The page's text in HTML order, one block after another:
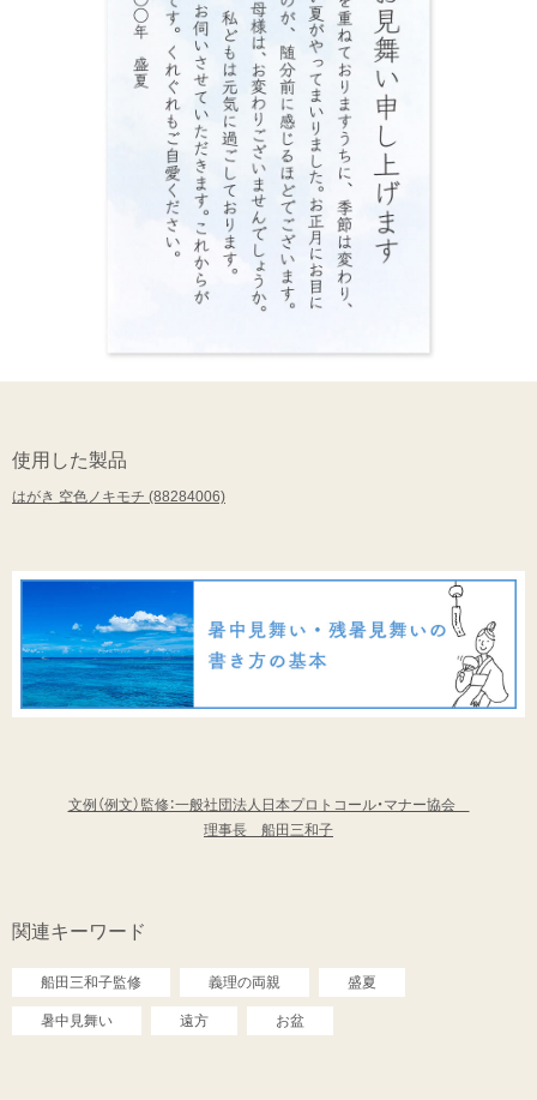
使用した製品
はがき 空色ノキモチ (88284006)
文例（例文）監修：一般社団法人日本プロトコール・マナー協会
理事長 船田三和子
関連キーワード
船田三和子監修 義理の両親 盛夏
暑中見舞い 遠方 お盆